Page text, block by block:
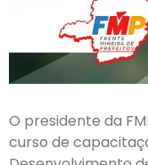
O presidente da
curso de